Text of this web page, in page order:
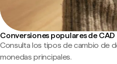
Conversiones populares de CAD
Consulta los tipos de cambio de
monedas principales.